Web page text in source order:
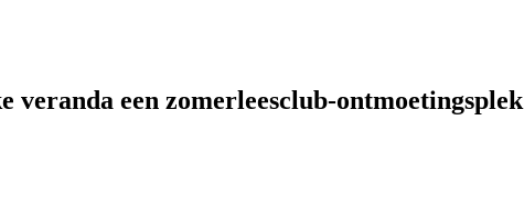
veranda een zomerleesclub-ontmoetingsplek